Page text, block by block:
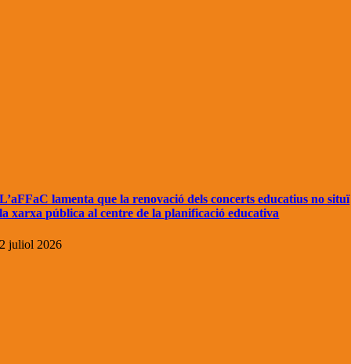
L’aFFaC lamenta que la renovació dels concerts educatius no situï
la xarxa pública al centre de la planificació educativa
2 juliol 2026